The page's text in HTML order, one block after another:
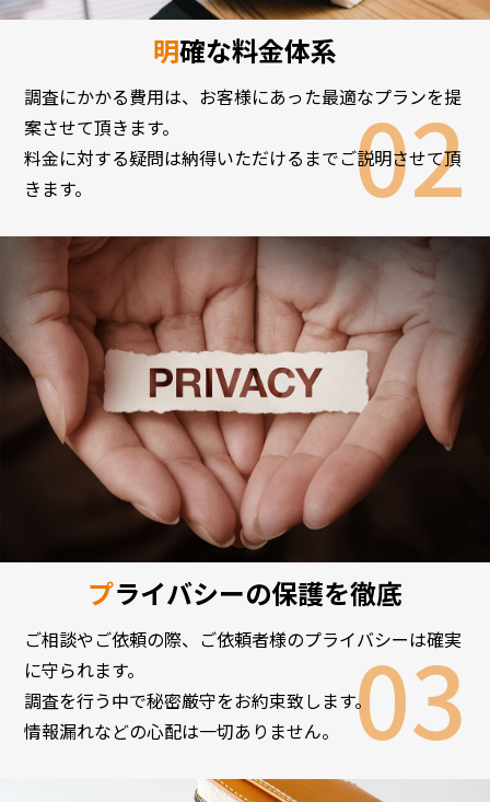
明確な料金体系
調査にかかる費用は、お客様にあった最適なプランを提
案させて頂きます。
料金に対する疑問は納得いただけるまでご説明させて頂
きます。
プライバシーの保護を徹底
ご相談やご依頼の際、ご依頼者様のプライバシーは確実
に守られます。
調査を行う中で秘密厳守をお約束致します。
情報漏れなどの心配は一切ありません。